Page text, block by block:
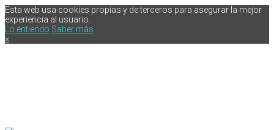
Esta web usa cookies propias y de terceros para asegurar la mejor
experiencia al usuario.
Lo entiendo Saber más
×